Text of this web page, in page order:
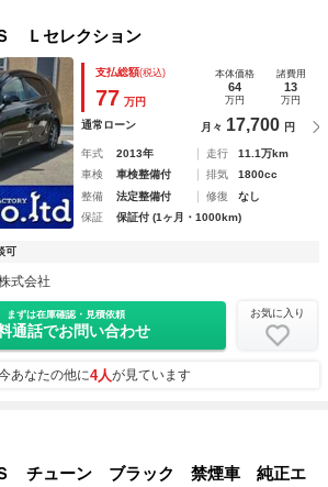
Ｌセレクション
支払総額(税込)
77 万円
本体価格
64
万円
諸費用
13
万円
通常ローン 月々 17,700 円
年式 2013年 走行
11.1万km
車検
車検整備付 排気
1800cc
整備
法定整備付 修復
なし
保証
保証付 (1ヶ月・1000km)
可
式会社
まずは在庫確認・見積依頼
通話でお問い合わせ
お気に入り
あなたの他に4人が見ています
チューン ブラック 禁煙車 純正エ